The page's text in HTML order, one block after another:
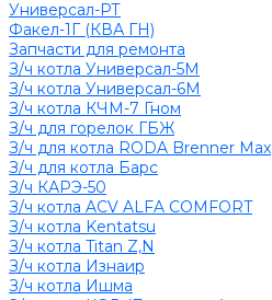
Универсал-РТ
Факел-1Г (КВА ГН)
Запчасти для ремонта
З/ч котла Универсал-5М
З/ч котла Универсал-6М
З/ч котла КЧМ-7 Гном
З/ч для горелок ГБЖ
З/ч для котла RODA Brenner Max
З/ч для котла Барс
З/ч КАРЭ-50
З/ч котла ACV ALFA COMFORT
З/ч котла Kentatsu
З/ч котла Titan Z,N
З/ч котла Изнаир
З/ч котла Ишма